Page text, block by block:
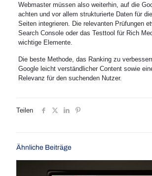
Webmaster müssen also weiterhin, auf die
achten und vor allem strukturierte Daten für
Seiten integrieren. Die relevanten Prüfungen
Search Console oder das Testtool für Rich
wichtige Elemente.
Die beste Methode, das Ranking zu
Google leicht verständlicher Content sowie
Relevanz für den suchenden Nutzer.
Teilen
Ähnliche Beiträge